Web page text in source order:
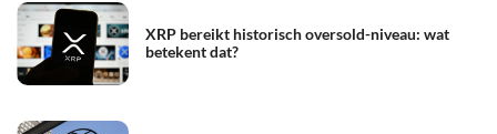
XRP bereikt historisch oversold-niveau: wat
betekent dat?